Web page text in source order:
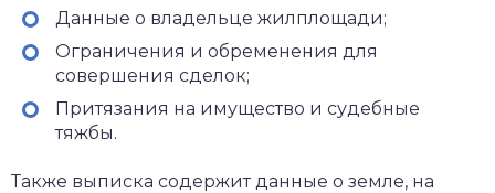
Данные о владельце жилплощади;
Ограничения и обременения для
совершения сделок;
Притязания на имущество и судебные
тяжбы.
Также выписка содержит данные о земле, на